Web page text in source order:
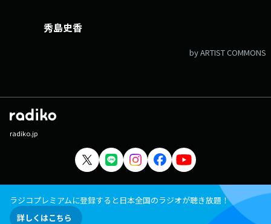
ライターの佐藤嘉風さんご登場。 スタジオ生演奏も！ X アカウン
ト：@SHONANbytheSea X ハッシュタグ：#バイザシー Instagram：
https://www.facebook.com/shonanbythesea メールアドレス：
秀島史香
by ARTIST COMMONS
radiko.jp
ラジコプレミアムに登録すると日本全国のラジオが聴き放題！
詳しくはこちら